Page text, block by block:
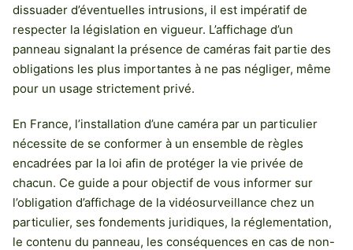
dissuader d’éventuelles intrusions, il est impératif de
respecter la législation en vigueur. L’affichage d’un
panneau signalant la présence de caméras fait partie des
obligations les plus importantes à ne pas négliger, même
pour un usage strictement privé.
En France, l’installation d’une caméra par un particulier
nécessite de se conformer à un ensemble de règles
encadrées par la loi afin de protéger la vie privée de
chacun. Ce guide a pour objectif de vous informer sur
l’obligation d’affichage de la vidéosurveillance chez un
particulier, ses fondements juridiques, la réglementation,
le contenu du panneau, les conséquences en cas de non-